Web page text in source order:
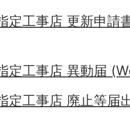
定工事店 更新申請
定工事店 異動届
定工事店 廃止等届